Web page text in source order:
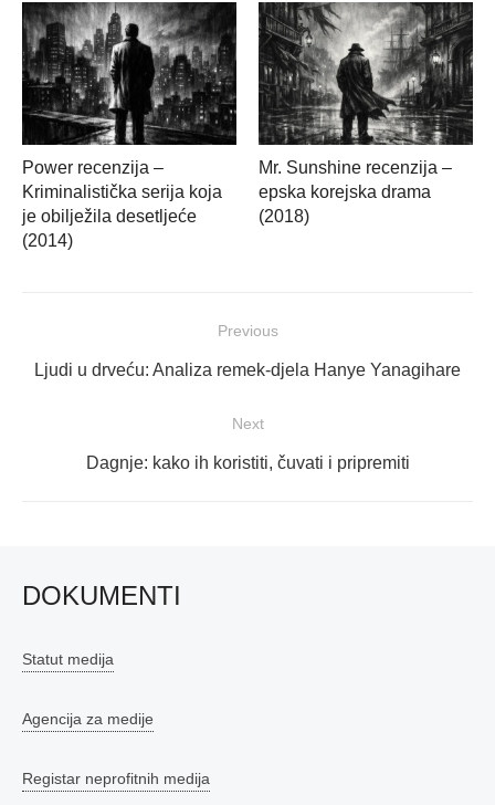
Power recenzija –
Kriminalistička serija koja
je obilježila desetljeće
(2014)
Mr. Sunshine recenzija –
epska korejska drama
(2018)
objava
Previous
Previous
Ljudi u drveću: Analiza remek-djela Hanye Yanagihare
Next
Next
Dagnje: kako ih koristiti, čuvati i pripremiti
DOKUMENTI
Statut medija
Agencija za medije
Registar neprofitnih medija